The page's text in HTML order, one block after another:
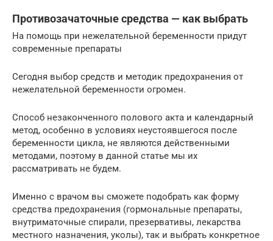
Противозачаточные средства — как выбрать
На помощь при нежелательной беременности придут
современные препараты
Сегодня выбор средств и методик предохранения от
нежелательной беременности огромен.
Способ незаконченного полового акта и календарный
метод, особенно в условиях неустоявшегося после
беременности цикла, не являются действенными
методами, поэтому в данной статье мы их
рассматривать не будем.
Именно с врачом вы сможете подобрать как форму
средства предохранения (гормональные препараты,
внутриматочные спирали, презервативы, лекарства
местного назначения, уколы), так и выбрать конкретное